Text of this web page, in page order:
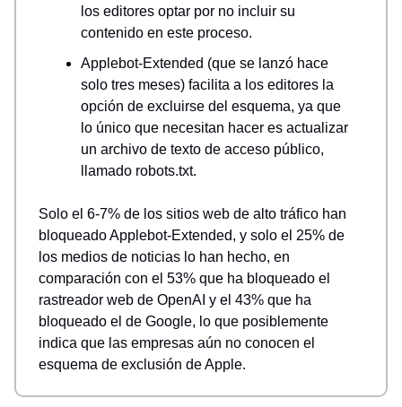
los editores optar por no incluir su
contenido en este proceso.
Applebot-Extended (que se lanzó hace
solo tres meses) facilita a los editores la
opción de excluirse del esquema, ya que
lo único que necesitan hacer es actualizar
un archivo de texto de acceso público,
llamado robots.txt.
Solo el 6-7% de los sitios web de alto tráfico han
bloqueado Applebot-Extended, y solo el 25% de
los medios de noticias lo han hecho, en
comparación con el 53% que ha bloqueado el
rastreador web de OpenAI y el 43% que ha
bloqueado el de Google, lo que posiblemente
indica que las empresas aún no conocen el
esquema de exclusión de Apple.